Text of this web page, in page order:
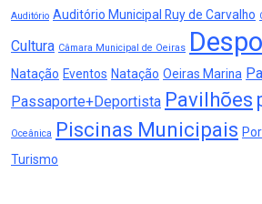
Auditório Auditório Municipal Ruy de Carvalho
Cultura Câmara Municipal de Oeiras
Natação Eventos Natação Oeiras Marina
Passaporte+Deportista Pavilhões
Oceânica Piscinas Municipais
Turismo